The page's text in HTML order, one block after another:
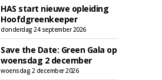
HAS start nieuwe opleiding
Hoofdgreenkeeper
donderdag 24 september 2026
Save the Date: Green Gala op
woensdag 2 december
woensdag 2 december 2026